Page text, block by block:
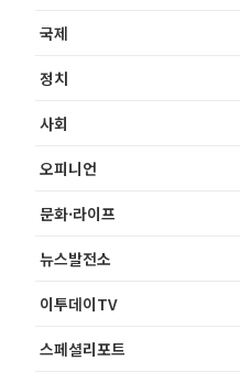
국제
정치
사회
오피니언
문화·라이프
뉴스발전소
이투데이TV
스페셜리포트